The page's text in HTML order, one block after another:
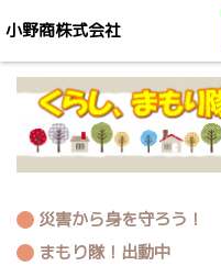
小野商株式会社
災害から身を守ろう！
まもり隊！出動中